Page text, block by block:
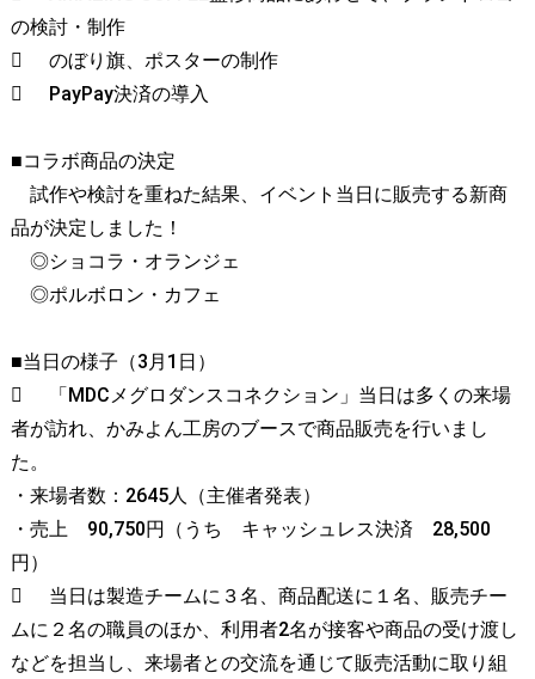
の検討・制作

のぼり旗、ポスターの制作

PayPay決済の導入
■コラボ商品の決定
試作や検討を重ねた結果、イベント当日に販売する新商
品が決定しました！
◎ショコラ・オランジェ
◎ポルボロン・カフェ
■当日の様子（3月1日）

「MDCメグロダンスコネクション」当日は多くの来場
者が訪れ、かみよん工房のブースで商品販売を行いまし
た。
・来場者数：2645人（主催者発表）
・売上 90,750円（うち キャッシュレス決済 28,500
円）

当日は製造チームに３名、商品配送に１名、販売チー
ムに２名の職員のほか、利用者2名が接客や商品の受け渡し
などを担当し、来場者との交流を通じて販売活動に取り組